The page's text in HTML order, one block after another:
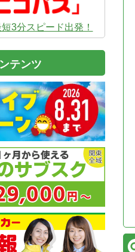
3分スピード出発！
テンツ